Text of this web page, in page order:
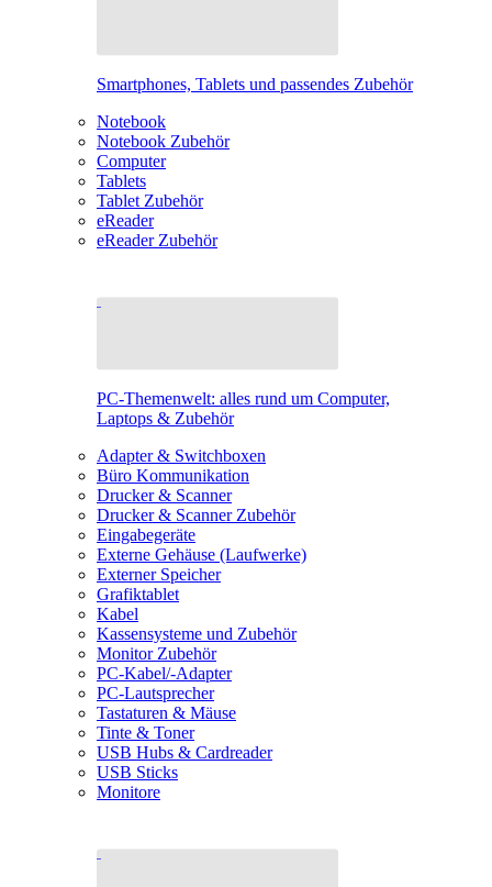
Smartphones, Tablets und passendes Zubehör
Notebook
Notebook Zubehör
Computer
Tablets
Tablet Zubehör
eReader
eReader Zubehör
PC-Themenwelt: alles rund um Computer,
Laptops & Zubehör
Adapter & Switchboxen
Büro Kommunikation
Drucker & Scanner
Drucker & Scanner Zubehör
Eingabegeräte
Externe Gehäuse (Laufwerke)
Externer Speicher
Grafiktablet
Kabel
Kassensysteme und Zubehör
Monitor Zubehör
PC-Kabel/-Adapter
PC-Lautsprecher
Tastaturen & Mäuse
Tinte & Toner
USB Hubs & Cardreader
USB Sticks
Monitore